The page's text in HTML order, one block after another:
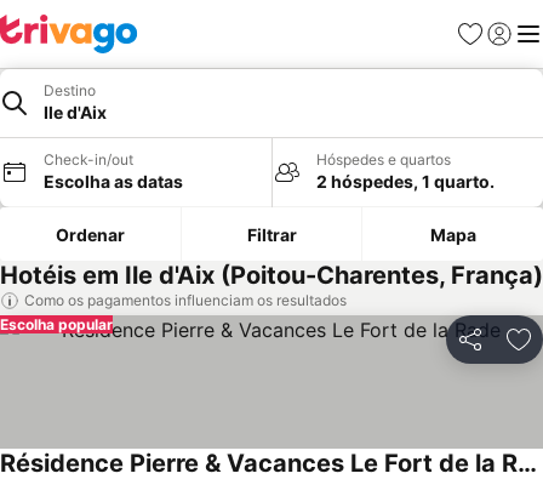
Favoritos
Iniciar
Destino
Ile d'Aix
Check-in/out
Escolha as datas
Hóspedes e quartos
2 hóspedes, 1 quarto.
Ordenar Filtrar Mapa
Hotéis em Ile d'Aix (Poitou-Charentes, França)
Como os pagamentos influenciam os resultados
Partilhar
Escolha popular
Résidence Pierre & Vacances Le Fort de la Rade